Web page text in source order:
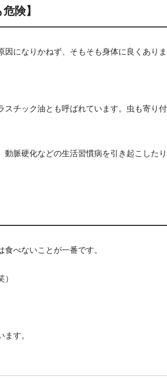
険】
になりかねず、そもそも身体に良くありま
チック油とも呼ばれています。虫も寄り
脈硬化などの生活習慣病を引き起こした
べないことが一番です。
す。